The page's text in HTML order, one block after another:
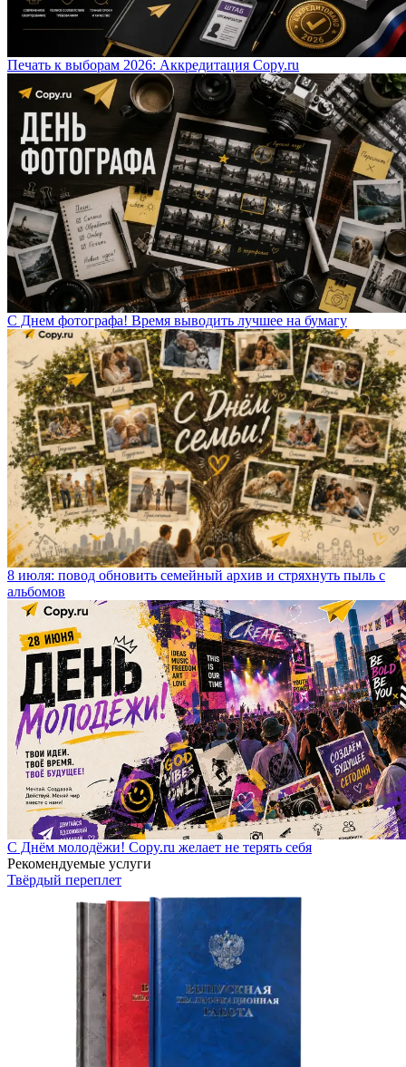
Печать к выборам 2026: Аккредитация Copy.ru
С Днем фотографа! Время выводить лучшее на бумагу
8 июля: повод обновить семейный архив и стряхнуть пыль с
альбомов
С Днём молодёжи! Copy.ru желает не терять себя
Рекомендуемые услуги
Твёрдый переплет